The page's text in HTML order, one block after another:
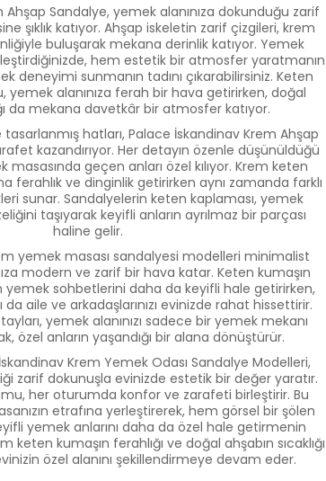
Sandalye, yemek alanınıza dokunduğu zarif
şıklık katıyor. Ahşap iskeletin zarif çizgileri, krem
buluşarak mekana derinlik katıyor. Yemek
hem estetik bir atmosfer yaratmanın
deneyimi sunmanın tadını çıkarabilirsiniz. Keten
yemek alanınıza ferah bir hava getirirken, doğal
da mekana davetkâr bir atmosfer katıyor.
hatları, Palace İskandinav Krem Ahşap
kazandırıyor. Her detayın özenle düşünüldüğü
geçen anları özel kılıyor. Krem keten
ferahlık ve dinginlik getirirken aynı zamanda farklı
sunar. Sandalyelerin keten kaplaması, yemek
taşıyarak keyifli anların ayrılmaz bir parçası
haline gelir.
yemek masası sandalyesi modelleri minimalist
modern ve zarif bir hava katar. Keten kumaşın
yemek sohbetlerini daha da keyifli hale getirirken,
da aile ve arkadaşlarınızı evinizde rahat hissettirir.
yemek alanınızı sadece bir yemek mekanı
özel anların yaşandığı bir alana dönüştürür.
Krem Yemek Odası Sandalye Modelleri,
zarif dokunuşla evinizde estetik bir değer yaratır.
her oturumda konfor ve zarafeti birleştirir. Bu
etrafına yerleştirerek, hem görsel bir şölen
yemek anlarını daha da özel hale getirmenin
keten kumaşın ferahlığı ve doğal ahşabın sıcaklığı
özel alanını şekillendirmeye devam eder.